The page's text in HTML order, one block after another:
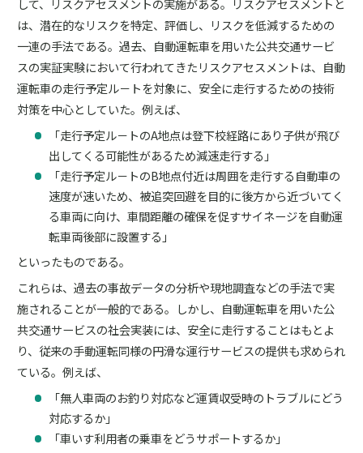
して、リスクアセスメントの実施がある。リスクアセスメントと
は、潜在的なリスクを特定、評価し、リスクを低減するための
一連の手法である。過去、自動運転車を用いた公共交通サービ
スの実証実験において行われてきたリスクアセスメントは、自動
運転車の走行予定ル－トを対象に、安全に走行するための技術
対策を中心としていた。例えば、
「走行予定ル－トのA地点は登下校経路にあり子供が飛び
出してくる可能性があるため減速走行する」
「走行予定ル－トのB地点付近は周囲を走行する自動車の
速度が速いため、被追突回避を目的に後方から近づいてく
る車両に向け、車間距離の確保を促すサイネージを自動運
転車両後部に設置する」
といったものである。
これらは、過去の事故データの分析や現地調査などの手法で実
施されることが一般的である。しかし、自動運転車を用いた公
共交通サービスの社会実装には、安全に走行することはもとよ
り、従来の手動運転同様の円滑な運行サービスの提供も求められ
ている。例えば、
「無人車両のお釣り対応など運賃収受時のトラブルにどう
対応するか」
「車いす利用者の乗車をどうサポートするか」